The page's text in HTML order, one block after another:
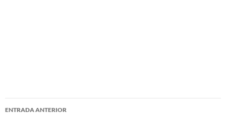
Navegación
ENTRADA ANTERIOR